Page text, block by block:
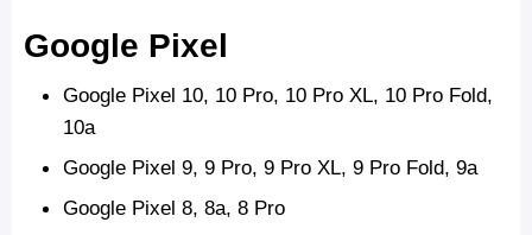
Google Pixel
Google Pixel 10, 10 Pro, 10 Pro XL, 10 Pro Fold,
10a
Google Pixel 9, 9 Pro, 9 Pro XL, 9 Pro Fold, 9a
Google Pixel 8, 8a, 8 Pro